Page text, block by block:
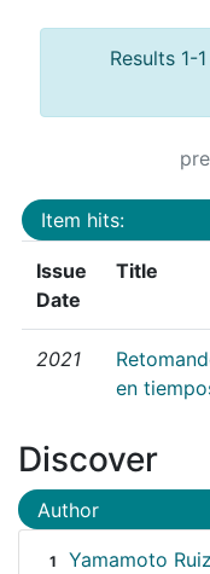
Results 1-
Item hits:
Issue
Date
Title
2021
en
Discover
Author
1 Yamamoto